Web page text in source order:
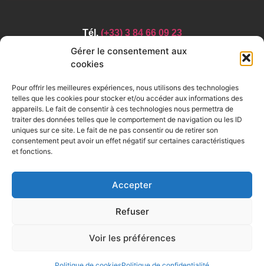
Gérer le consentement aux
cookies
Pour offrir les meilleures expériences, nous utilisons des technologies
telles que les cookies pour stocker et/ou accéder aux informations des
appareils. Le fait de consentir à ces technologies nous permettra de
traiter des données telles que le comportement de navigation ou les ID
uniques sur ce site. Le fait de ne pas consentir ou de retirer son
consentement peut avoir un effet négatif sur certaines caractéristiques
et fonctions.
Accepter
Refuser
Voir les préférences
Tél. (+33) 3 84 66 09 23
contact :contact@id-casting.com
© Copyright 2025 ID CASTING – Développement par
–Signalement AFA